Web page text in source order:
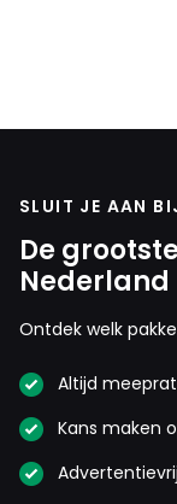
SLUIT JE AAN
De
Nederland
Ontdek welk
Altijd
Kans maken